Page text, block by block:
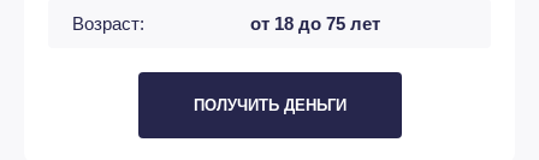
Возраст: от 18 до 75 лет
ПОЛУЧИТЬ ДЕНЬГИ